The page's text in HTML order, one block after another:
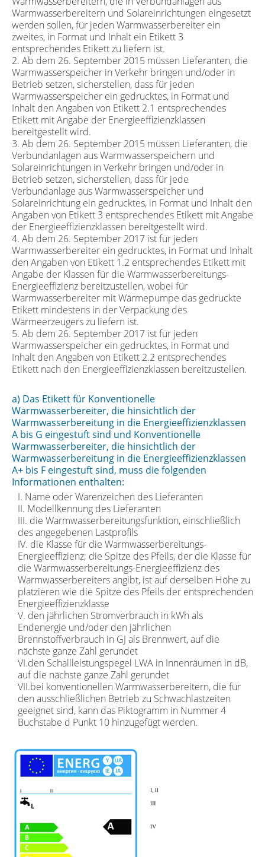
Warmwasserbereitern und Solareinrichtungen eingesetzt
werden sollen, für jeden Warmwasserbereiter ein
zweites, in Format und Inhalt ein Etikett 3
entsprechendes Etikett zu liefern ist.
2. Ab dem 26. September 2015 müssen Lieferanten, die
Warmwasserspeicher in Verkehr bringen und/oder in
Betrieb setzen, sicherstellen, dass für jeden
Warmwasserspeicher ein gedrucktes, in Format und
Inhalt den Angaben von Etikett 2.1 entsprechendes
Etikett mit Angabe der Energieeffizienzklassen
bereitgestellt wird.
3. Ab dem 26. September 2015 müssen Lieferanten, die
Verbundanlagen aus Warmwasserspeichern und
Solareinrichtungen in Verkehr bringen und/oder in
Betrieb setzen, sicherstellen, dass für jede
Verbundanlage aus Warmwasserspeicher und
Solareinrichtung ein gedrucktes, in Format und Inhalt den
Angaben von Etikett 3 entsprechendes Etikett mit Angabe
der Energieeffizienzklassen bereitgestellt wird.
4. Ab dem 26. September 2017 ist für jeden
Warmwasserbereiter ein gedrucktes, in Format und Inhalt
den Angaben von Etikett 1.2 entsprechendes Etikett mit
Angabe der Klassen für die Warmwasserbereitungs-
Energieeffizienz bereitzustellen, wobei für
Warmwasserbereiter mit Wärmepumpe das gedruckte
Etikett mindestens in der Verpackung des
Wärmeerzeugers zu liefern ist.
5. Ab dem 26. September 2017 ist für jeden
Warmwasserspeicher ein gedrucktes, in Format und
Inhalt den Angaben von Etikett 2.2 entsprechendes
Etikett nach den Energieeffizienzklassen bereitzustellen.
a) Das Etikett für Konventionelle
Warmwasserbereiter, die hinsichtlich der
Warmwasserbereitung in die Energieeffizienzklassen
A bis G eingestuft sind und Konventionelle
Warmwasserbereiter, die hinsichtlich der
Warmwasserbereitung in die Energieeffizienzklassen
A+ bis F eingestuft sind, muss die folgenden
Informationen enthalten:
I. Name oder Warenzeichen des Lieferanten
II. Modellkennung des Lieferanten
III. die Warmwasserbereitungsfunktion, einschließlich
des angegebenen Lastprofils
IV. die Klasse für die Warmwasserbereitungs-
Energieeffizienz; die Spitze des Pfeils, der die Klasse für
die Warmwasserbereitungs-Energieeffizienz des
Warmwasserbereiters angibt, ist auf derselben Höhe zu
platzieren wie die Spitze des Pfeils der entsprechenden
Energieeffizienzklasse
V. den jährlichen Stromverbrauch in kWh als
Endenergie und/oder den jährlichen
Brennstoffverbrauch in GJ als Brennwert, auf die
nächste ganze Zahl gerundet
VI.den Schallleistungspegel LWA in Innenräumen in dB,
auf die nächste ganze Zahl gerundet
VII.bei konventionellen Warmwasserbereitern, die für
den ausschließlichen Betrieb zu Schwachlastzeiten
geeignet sind, kann das Piktogramm in Nummer 4
Buchstabe d Punkt 10 hinzugefügt werden.